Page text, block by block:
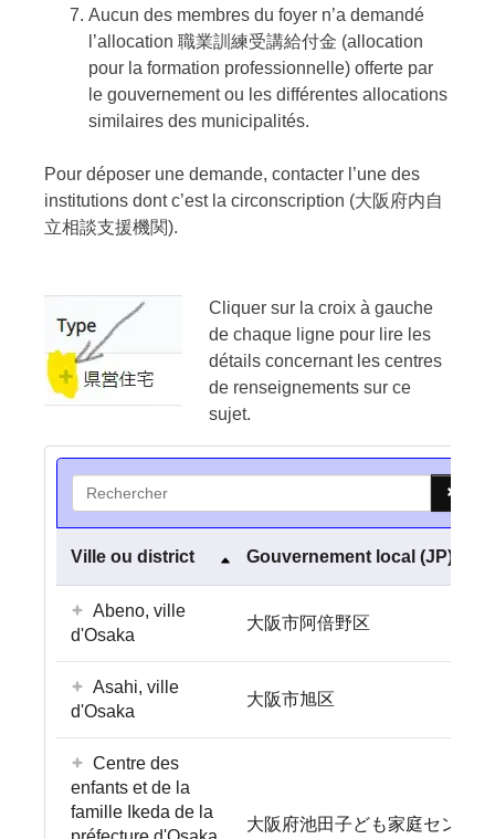
Aucun des membres du foyer n’a demandé
l’allocation 職業訓練受講給付金 (allocation
pour la formation professionnelle) offerte par
le gouvernement ou les différentes allocations
similaires des municipalités.
Pour déposer une demande, contacter l’une des
institutions dont c’est la circonscription (⼤阪府内⾃
⽴相談⽀援機関).
Cliquer sur la croix à gauche
de chaque ligne pour lire les
détails concernant les centres
de renseignements sur ce
sujet.
Search
Ville ou district Gouvernement local (JP)
Abeno, ville
d'Osaka
大阪市阿倍野区
Asahi, ville
d'Osaka
大阪市旭区
Centre des
enfants et de la
famille Ikeda de la
大阪府池田子ども家庭センター